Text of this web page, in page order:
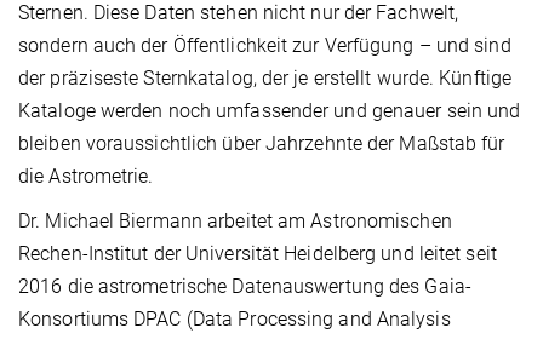
Sternen. Diese Daten stehen nicht nur der Fachwelt,
sondern auch der Öffentlichkeit zur Verfügung – und sind
der präziseste Sternkatalog, der je erstellt wurde. Künftige
Kataloge werden noch umfassender und genauer sein und
bleiben voraussichtlich über Jahrzehnte der Maßstab für
die Astrometrie.
Dr. Michael Biermann arbeitet am Astronomischen
Rechen-Institut der Universität Heidelberg und leitet seit
2016 die astrometrische Datenauswertung des Gaia-
Konsortiums DPAC (Data Processing and Analysis